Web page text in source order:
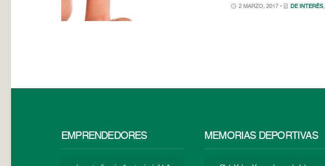
2 MARZO, 2017 • DE INTERÉS,
EMPRENDEDORES MEMORIAS DEPORTIVAS